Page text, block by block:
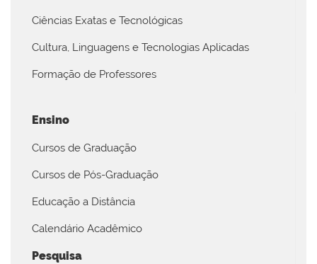
Ciências Exatas e Tecnológicas
Cultura, Linguagens e Tecnologias Aplicadas
Formação de Professores
Ensino
Cursos de Graduação
Cursos de Pós-Graduação
Educação a Distância
Calendário Acadêmico
Pesquisa